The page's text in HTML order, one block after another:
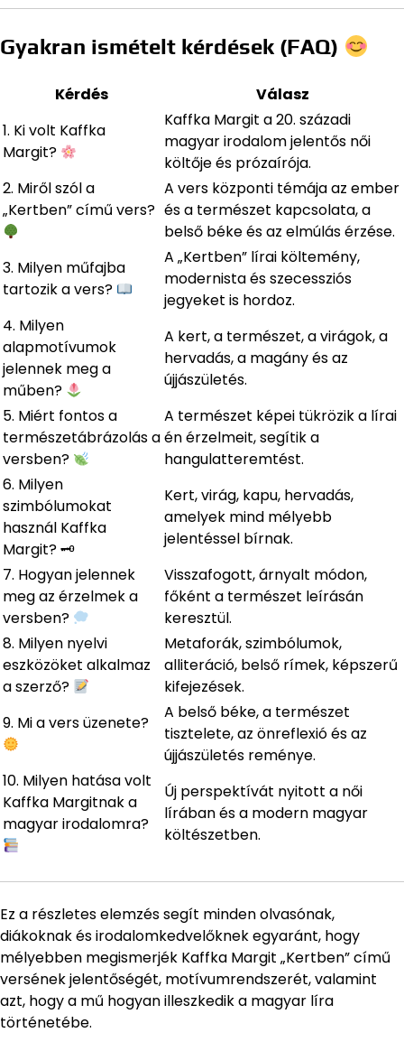
Gyakran ismételt kérdések (FAQ)
Kérdés
Válasz
1. Ki volt Kaffka
Margit?
Kaffka Margit a 20. századi
magyar irodalom jelentős női
költője és prózaírója.
2. Miről szól a
„Kertben” című vers?
A vers központi témája az ember
és a természet kapcsolata, a
belső béke és az elmúlás érzése.
3. Milyen műfajba
tartozik a vers?
A „Kertben” lírai költemény,
modernista és szecessziós
jegyeket is hordoz.
4. Milyen
alapmotívumok
jelennek meg a
műben?
A kert, a természet, a virágok, a
hervadás, a magány és az
újjászületés.
5. Miért fontos a
természetábrázolás a
versben?
A természet képei tükrözik a lírai
én érzelmeit, segítik a
hangulatteremtést.
6. Milyen
szimbólumokat
használ Kaffka
Margit? 🗝
Kert, virág, kapu, hervadás,
amelyek mind mélyebb
jelentéssel bírnak.
7. Hogyan jelennek
meg az érzelmek a
versben?
Visszafogott, árnyalt módon,
főként a természet leírásán
keresztül.
8. Milyen nyelvi
eszközöket alkalmaz
a szerző?
Metaforák, szimbólumok,
alliteráció, belső rímek, képszerű
kifejezések.
9. Mi a vers üzenete?
A belső béke, a természet
tisztelete, az önreflexió és az
újjászületés reménye.
10. Milyen hatása volt
Kaffka Margitnak a
magyar irodalomra?
Új perspektívát nyitott a női
lírában és a modern magyar
költészetben.
Ez a részletes elemzés segít minden olvasónak,
diákoknak és irodalomkedvelőknek egyaránt, hogy
mélyebben megismerjék Kaffka Margit „Kertben” című
versének jelentőségét, motívumrendszerét, valamint
azt, hogy a mű hogyan illeszkedik a magyar líra
történetébe.